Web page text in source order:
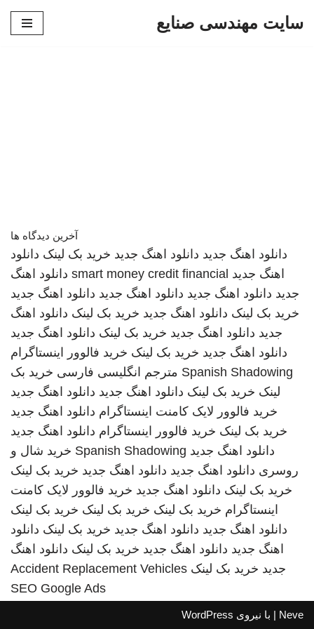
سایت مهندسی صنایع
آخرین دیدگاه ها
دانلود اهنگ جدید دانلود اهنگ جدید خرید بک لینک دانلود
اهنگ جدید smart money credit financial دانلود اهنگ
جدید دانلود اهنگ جدید دانلود اهنگ جدید دانلود اهنگ جدید
خرید بک لینک دانلود اهنگ جدید خرید بک لینک دانلود اهنگ
جدید دانلود اهنگ جدید خرید بک لینک دانلود اهنگ جدید
دانلود اهنگ جدید خرید بک لینک خرید فالوور اینستاگرام
Spanish Shadowing مترجم انگلیسی فارسی خرید بک
لینک خرید بک لینک دانلود اهنگ جدید دانلود اهنگ جدید
خرید فالوور لایک کامنت اینستاگرام دانلود اهنگ جدید
خرید بک لینک خرید فالوور اینستاگرام دانلود اهنگ جدید
دانلود اهنگ جدید Spanish Shadowing خرید شال و
روسری دانلود اهنگ جدید دانلود اهنگ جدید خرید بک لینک
خرید بک لینک دانلود اهنگ جدید خرید فالوور لایک کامنت
اینستاگرام خرید بک لینک خرید بک لینک خرید بک لینک
دانلود اهنگ جدید دانلود اهنگ جدید خرید بک لینک دانلود
اهنگ جدید دانلود اهنگ جدید خرید بک لینک دانلود اهنگ
جدید خرید بک لینک Accident Replacement Vehicles
SEO Google Ads
Neve | با نیروی WordPress